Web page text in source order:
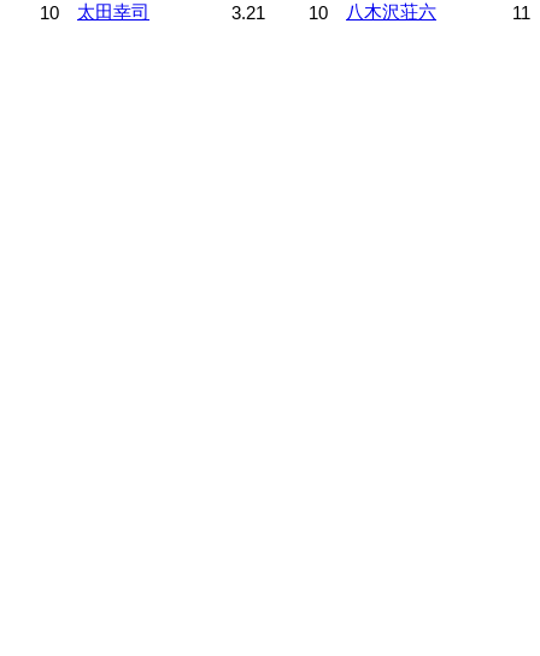
10
太田幸司 3.21
10
八木沢荘六 11